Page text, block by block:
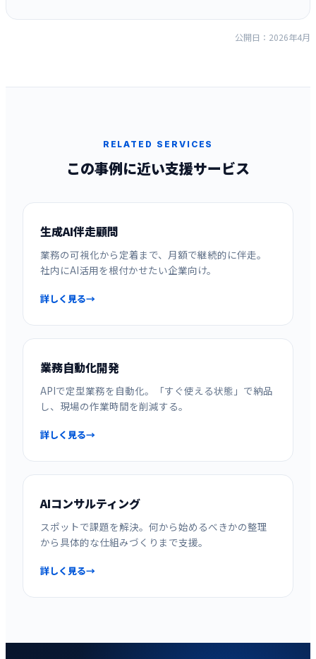
公開日：2026年4月
RELATED SERVICES
この事例に近い支援サービス
生成AI伴走顧問
業務の可視化から定着まで、月額で継続的に伴走。
社内にAI活用を根付かせたい企業向け。
詳しく見る
業務自動化開発
APIで定型業務を自動化。「すぐ使える状態」で納品
し、現場の作業時間を削減する。
詳しく見る
AIコンサルティング
スポットで課題を解決。何から始めるべきかの整理
から具体的な仕組みづくりまで支援。
詳しく見る